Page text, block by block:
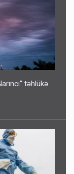
- Saat 11:00-
təhlükə